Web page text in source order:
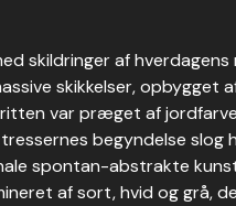
skildringer af hverdagens
skikkelser, opbygget
var præget af
begyndelse slog
spontan-abstrakte
af sort, hvid og grå,